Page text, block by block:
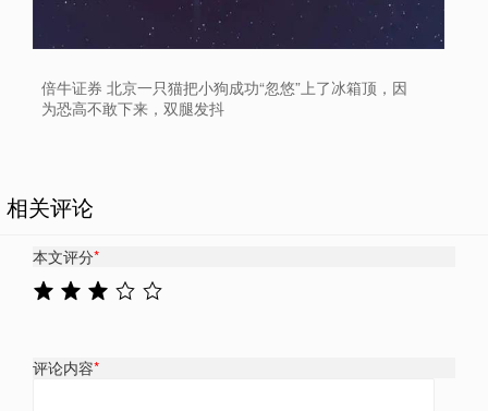
倍牛证券 北京一只猫把小狗成功“忽悠”上了冰箱顶，因
为恐高不敢下来，双腿发抖
相关评论
本文评分*
评论内容*